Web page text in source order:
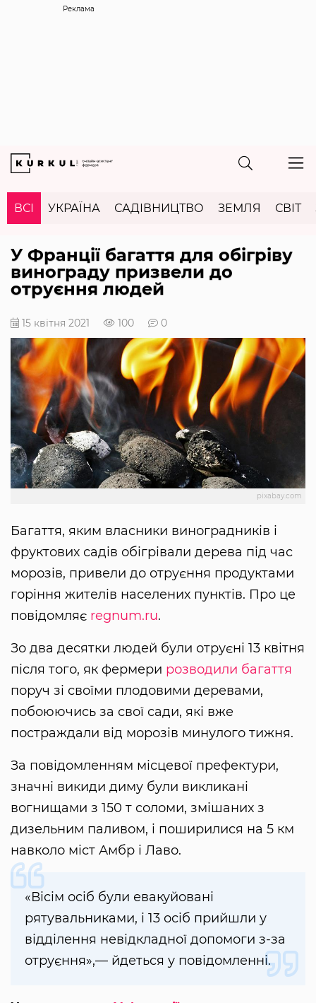
Реклама
ВСІ УКРАЇНА САДІВНИЦТВО ЗЕМЛЯ СВІТ
У Франції багаття для обігріву
винограду призвели до
отруєння людей
15 квітня 2021 100 0
pixabay.com
Багаття, яким власники виноградників і
фруктових садів обігрівали дерева під час
морозів, привели до отруєння продуктами
горіння жителів населених пунктів. Про це
повідомляє regnum.ru.
Зо два десятки людей були отруєні 13 квітня
після того, як фермери розводили багаття
поруч зі своїми плодовими деревами,
побоюючись за свої сади, які вже
постраждали від морозів минулого тижня.
За повідомленням місцевої префектури,
значні викиди диму були викликані
вогнищами з 150 т соломи, змішаних з
дизельним паливом, і поширилися на 5 км
навколо міст Амбр і Лаво.
«Вісім осіб були евакуйовані
рятувальниками, і 13 осіб прийшли у
відділення невідкладної допомоги з-за
отруєння»,— йдеться у повідомленні.